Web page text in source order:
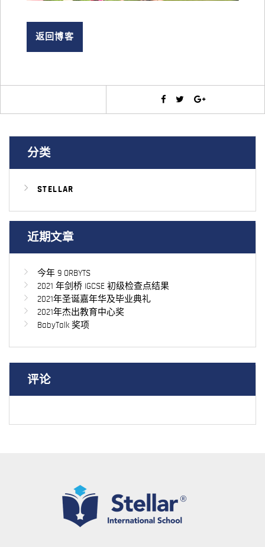
返回博客
分类
STELLAR
近期文章
今年 9 ORBYTS
2021 年剑桥 IGCSE 初级检查点结果
2021年圣诞嘉年华及毕业典礼
2021年杰出教育中心奖
BabyTalk 奖项
评论